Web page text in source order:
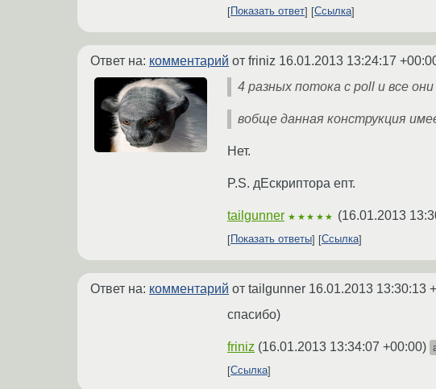
Показать ответ
Ссылка
Ответ на: комментарий от friniz 16.01.2013 13:24:17
4 разных потока с poll и все
вобще данная конструкция
Нет.
P.S. дЕскриптора епт.
tailgunner ★★★★★ (16.01.2013
Показать ответы Ссылка
Ответ на: комментарий от tailgunner 16.01.2013 13:30:13
спасибо)
friniz (16.01.2013 13:34:07 +00:00)
Ссылка